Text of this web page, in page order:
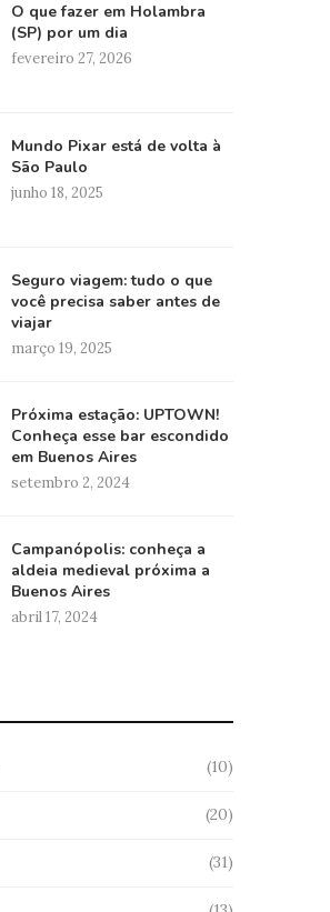
O que fazer em Holambra
(SP) por um dia
fevereiro 27, 2026
Mundo Pixar está de volta à
São Paulo
junho 18, 2025
Seguro viagem: tudo o que
você precisa saber antes de
viajar
março 19, 2025
Próxima estação: UPTOWN!
Conheça esse bar escondido
em Buenos Aires
setembro 2, 2024
Campanópolis: conheça a
aldeia medieval próxima a
Buenos Aires
abril 17, 2024
(10)
(20)
(31)